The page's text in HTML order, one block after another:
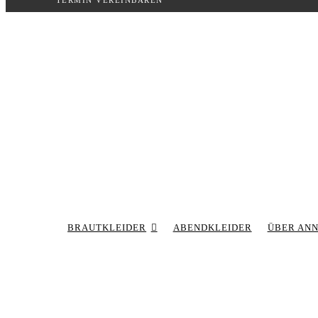
Inhalt
BRAUTKLEIDER ABENDKLEIDER ÜBER